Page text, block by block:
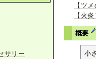
【ツ
【火
概要
小
サリー